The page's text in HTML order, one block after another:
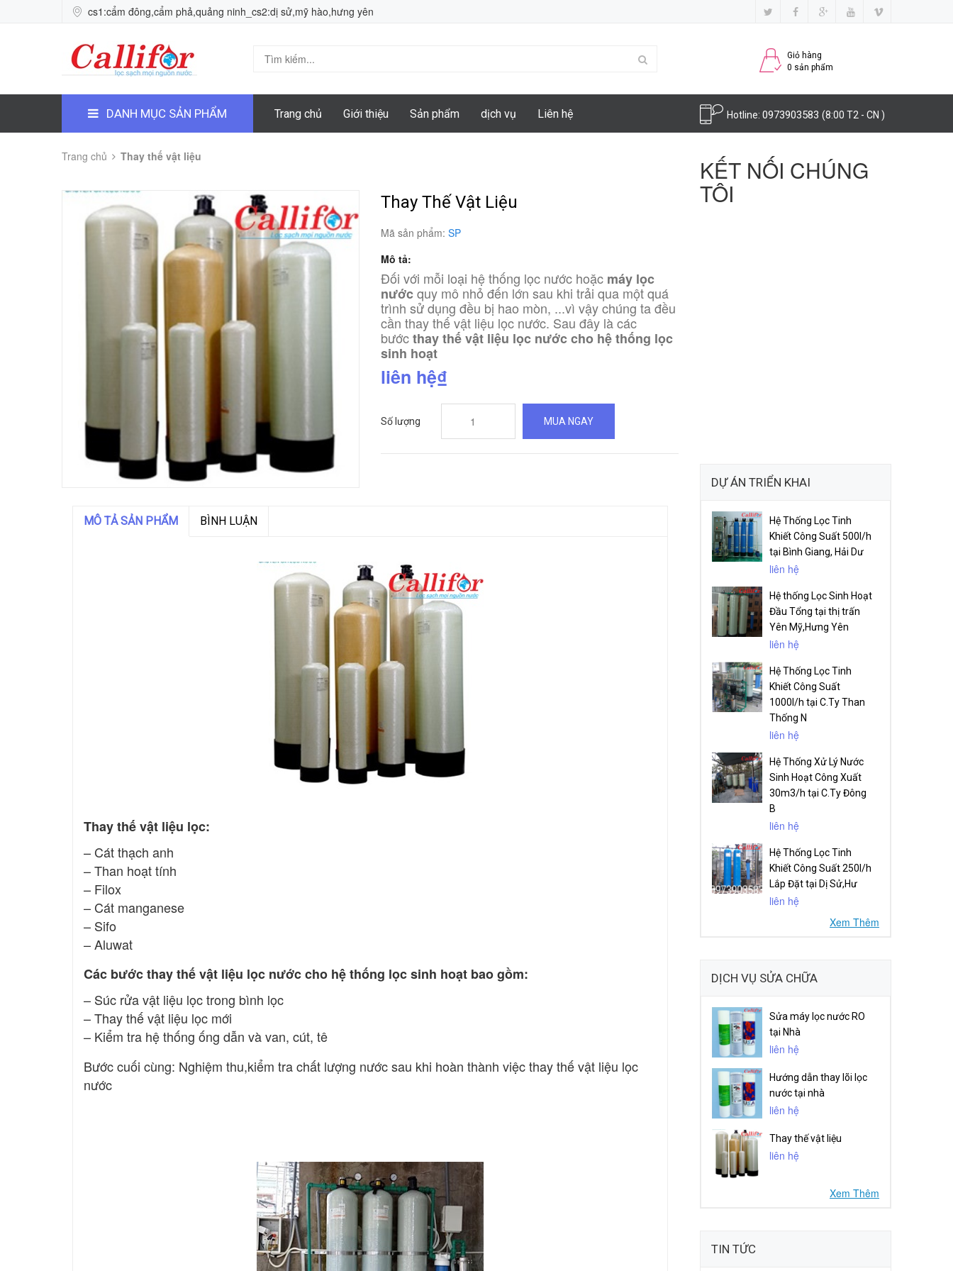
cs1:cẩm đông,cẩm phả,quảng ninh_cs2:dị sử,mỹ hào,hưng yên
Giỏ hàng
0 sản phẩm
DANH MỤC SẢN PHẨM Trang chủ Giới thiệu Sản phẩm dịch vụ Liên hệ Hotline: 0973903583 (8:00 T2 - CN )
Trang chủ Thay thế vật liệu
Thay Thế Vật Liệu
Mã sản phẩm: SP
Mô tả:
Đối với mỗi loại hệ thống lọc nước hoặc máy lọc
nướcquy mô nhỏ đến lớn sau khi trải qua một quá
trình sử dụng đều bị hao mòn, ...vì vậy chúng ta đều
cần thay thế vật liệu lọc nước. Sau đây là các
bướcthay thế vật liệu lọc nước cho hệ thống lọc
sinh hoạt
liên hệ₫
Số lượng MUA NGAY
MÔ TẢ SẢN PHẨM BÌNH LUẬN
Thay thế vật liệu lọc:
– Cát thạch anh
– Than hoạt tính
– Filox
– Cát manganese
– Sifo
– Aluwat
Các bước thay thế vật liệu lọc nước cho hệ thống lọc sinh hoạt bao gồm:
– Súc rửa vật liệu lọc trong bình lọc
– Thay thế vật liệu lọc mới
– Kiểm tra hệ thống ống dẫn và van, cút, tê
Bước cuối cùng: Nghiệm thu,kiểm tra chất lượng nước sau khi hoàn thành việc thay thế vật liệu lọc
nước
KẾT NỐI CHÚNG
TÔI
DỰ ÁN TRIỂN KHAI
Hệ Thống Lọc Tinh
Khiết Công Suất 500l/h
tại Bình Giang, Hải Dư
liên hệ
Hệ thống Lọc Sinh Hoạt
Đầu Tổng tại thị trấn
Yên Mỹ,Hưng Yên
liên hệ
Hệ Thống Lọc Tinh
Khiết Công Suất
1000l/h tại C.Ty Than
Thống N
liên hệ
Hệ Thống Xử Lý Nước
Sinh Hoạt Công Xuất
30m3/h tại C.Ty Đông
B
liên hệ
Hệ Thống Lọc Tinh
Khiết Công Suất 250l/h
Lắp Đặt tại Dị Sử,Hư
liên hệ
Xem Thêm
DỊCH VỤ SỬA CHỮA
Sửa máy lọc nước RO
tại Nhà
liên hệ
Hướng dẫn thay lõi lọc
nước tại nhà
liên hệ
Thay thế vật liệu
liên hệ
Xem Thêm
TIN TỨC